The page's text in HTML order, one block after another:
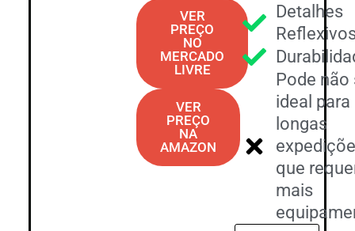
VER
PREÇO
NO
MERCADO
LIVRE
VER
PREÇO
NA
AMAZON
Detalhes
Pode não
ideal para
longas
que
mais